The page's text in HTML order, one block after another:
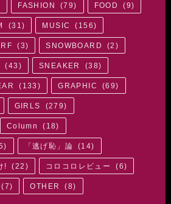
FASHION (79) FOOD (9)
(31 ) MUSIC ( 156)
(3) SNOWBOARD (2 )
(43 ) SNEAKER (38)
( 133 ) GRAPHIC (69)
GIRLS (279)
Column ( 18)
) 「逃げ恥」論 (14)
! (22 ) コロコロレビュー (6)
(7) OTHER (8)